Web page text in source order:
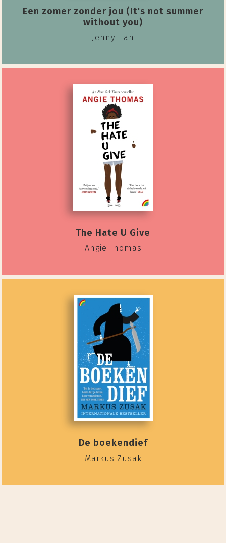
Een zomer zonder jou (It's not summer
without you)
Jenny Han
The Hate U Give
Angie Thomas
De boekendief
Markus Zusak